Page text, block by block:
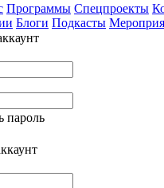
Программы Спецпроекты
Блоги Подкасты
пароль